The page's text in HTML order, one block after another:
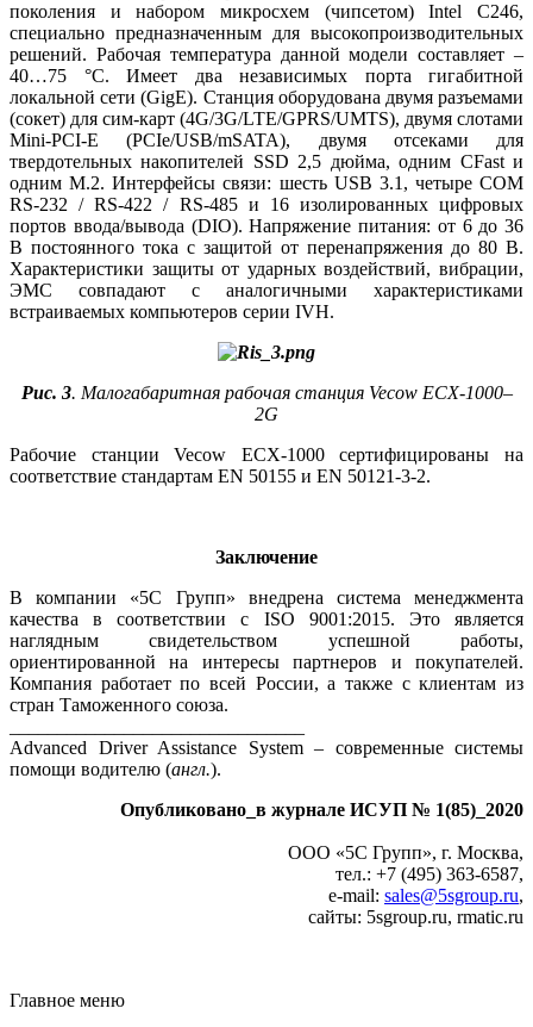
поколения и набором микросхем (чипсетом) Intel C246,
специально предназначенным для высокопроизводительных
решений. Рабочая температура данной модели составляет –
40…75 °C. Имеет два независимых порта гигабитной
локальной сети (GigE). Станция оборудована двумя разъемами
(сокет) для сим-карт (4G/3G/LTE/GPRS/UMTS), двумя слотами
Mini-PCI-E (PCIe/USB/mSATA), двумя отсеками для
твердотельных накопителей SSD 2,5 дюйма, одним CFast и
одним M.2. Интерфейсы связи: шесть USB 3.1, четыре COM
RS‑232 / RS‑422 / RS‑485 и 16 изолированных цифровых
портов ввода/вывода (DIO). Напряжение питания: от 6 до 36
В постоянного тока с защитой от перенапряжения до 80 В.
Характеристики защиты от ударных воздействий, вибрации,
ЭМС совпадают с аналогичными характеристиками
встраиваемых компьютеров серии IVH.
Рис. 3. Малогабаритная рабочая станция Vecow ECX‑1000–
2G
Рабочие станции Vecow ECX‑1000 сертифицированы на
соответствие стандартам EN 50155 и EN 50121-3-2.
Заключение
В компании «5С Групп» внедрена система менеджмента
качества в соответствии с ISO 9001:2015. Это является
наглядным свидетельством успешной работы,
ориентированной на интересы партнеров и покупателей.
Компания работает по всей России, а также с клиентам из
стран Таможенного союза.
Advanced Driver Assistance System – современные системы
помощи водителю (англ.).
Опубликовано_в журнале ИСУП № 1(85)_2020
ООО «5С Групп», г. Москва,
тел.: +7 (495) 363‑6587,
e‑mail: sales@5sgroup.ru,
сайты: 5sgroup.ru, rmatic.ru
Главное меню